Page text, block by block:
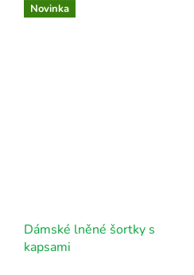
Novinka
Dámské lněné šortky s
kapsami